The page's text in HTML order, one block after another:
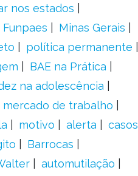
nos estados
Funpaes
Minas Gerais
política permanente
BAE na Prática
na adolescência
mercado de trabalho
motivo alerta
casos
Barrocas
automutilação